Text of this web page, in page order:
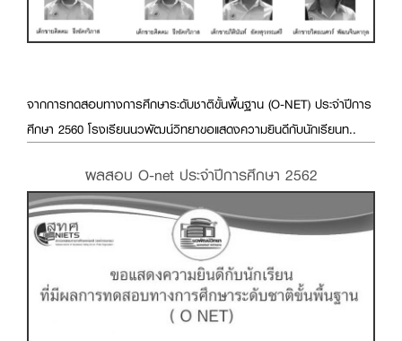
จากการทดสอบทางการศึกษาระดับชาติขั้นพื้นฐาน (O-NET) ประจำปีการ
ศึกษา 2560 โรงเรียนนวพัฒน์วิทยาขอแสดงความยินดีกับนักเรียนท..
ผลสอบ O-net ประจำปีการศึกษา 2562